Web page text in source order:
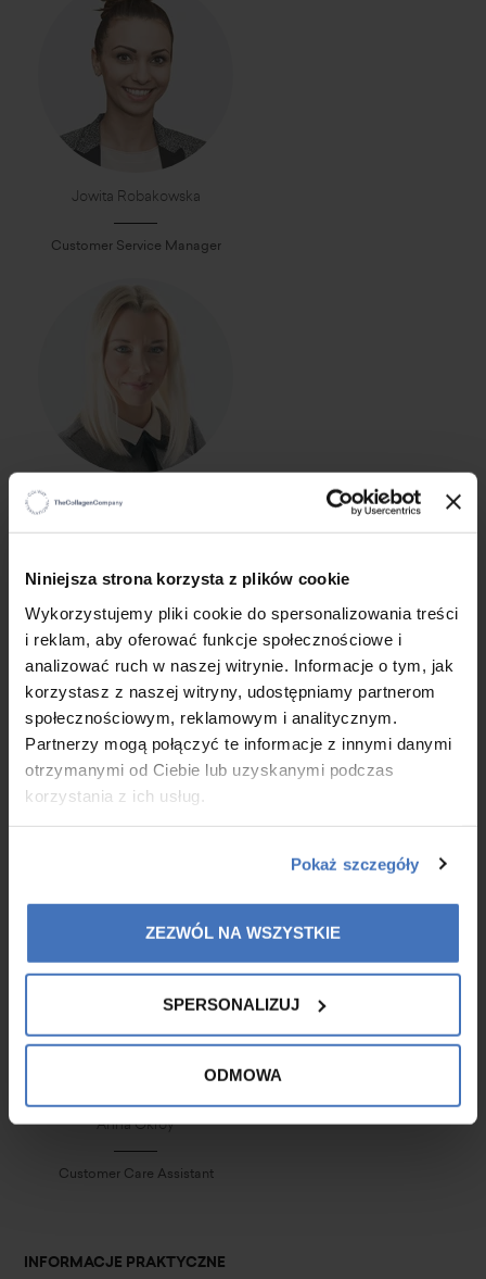
Niniejsza strona korzysta z plików cookie
Wykorzystujemy pliki cookie do spersonalizowania treści
i reklam, aby oferować funkcje społecznościowe i
analizować ruch w naszej witrynie. Informacje o tym, jak
korzystasz z naszej witryny, udostępniamy partnerom
społecznościowym, reklamowym i analitycznym.
Partnerzy mogą połączyć te informacje z innymi danymi
otrzymanymi od Ciebie lub uzyskanymi podczas
korzystania z ich usług.
Pokaż szczegóły
ZEZWÓL NA WSZYSTKIE
SPERSONALIZUJ
ODMOWA
Jowita Robakowska
Customer Service Manager
Katarzyna Potocka
Sylwia Patek
Anna Okroy
Customer Care Assistant
INFORMACJE PRAKTYCZNE